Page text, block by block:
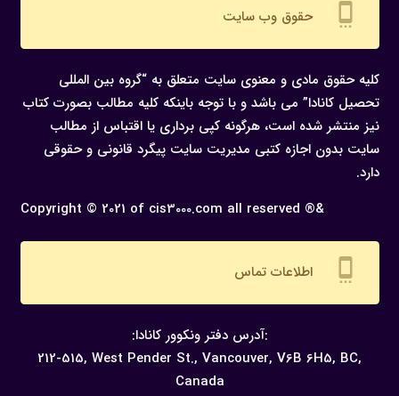
settings_cell حقوق وب سایت
کلیه حقوق مادی و معنوی سایت متعلق به “گروه بین المللی
تحصیل کانادا” می باشد و با توجه باینکه کلیه مطالب بصورت کتاب
نیز منتشر شده است، هرگونه كپی برداری یا اقتباس از مطالب
سایت بدون اجازه كتبی مدیریت سایت پیگرد قانونی و حقوقی
دارد.
Copyright © 2021 of cis3000.com all reserved ®&
settings_cell اطلاعات تماس
:آدرس دفتر ونکوور کانادا:
212-515, West Pender St., Vancouver, V6B 6H5, BC,
Canada